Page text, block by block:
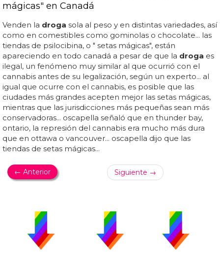
mágicas" en Canadá
Venden la droga sola al peso y en distintas variedades, así
como en comestibles como gominolas o chocolate... las
tiendas de psilocibina, o " setas mágicas", están
apareciendo en todo canadá a pesar de que la droga es
ilegal, un fenómeno muy similar al que ocurrió con el
cannabis antes de su legalización, según un experto... al
igual que ocurre con el cannabis, es posible que las
ciudades más grandes acepten mejor las setas mágicas,
mientras que las jurisdicciones más pequeñas sean más
conservadoras... oscapella señaló que en thunder bay,
ontario, la represión del cannabis era mucho más dura
que en ottawa o vancouver... oscapella dijo que las
tiendas de setas mágicas...
← Anterior Siguiente →